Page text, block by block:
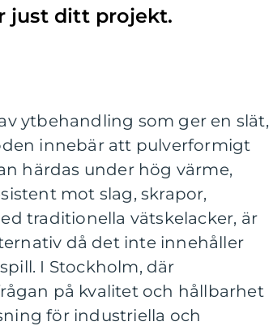
just ditt projekt.
ytbehandling som ger en slät,
innebär att pulverformigt
härdas under hög värme,
mot slag, skrapor,
traditionella vätskelacker, är
då det inte innehåller
I Stockholm, där
på kvalitet och hållbarhet
för industriella och